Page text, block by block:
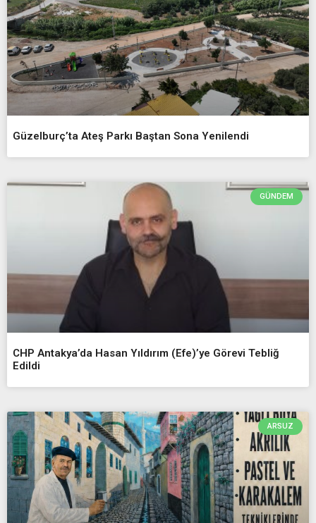
Güzelburç’ta Ateş Parkı Baştan Sona Yenilendi
GÜNDEM
CHP Antakya’da Hasan Yıldırım (Efe)’ye Görevi Tebliğ
Edildi
ARSUZ